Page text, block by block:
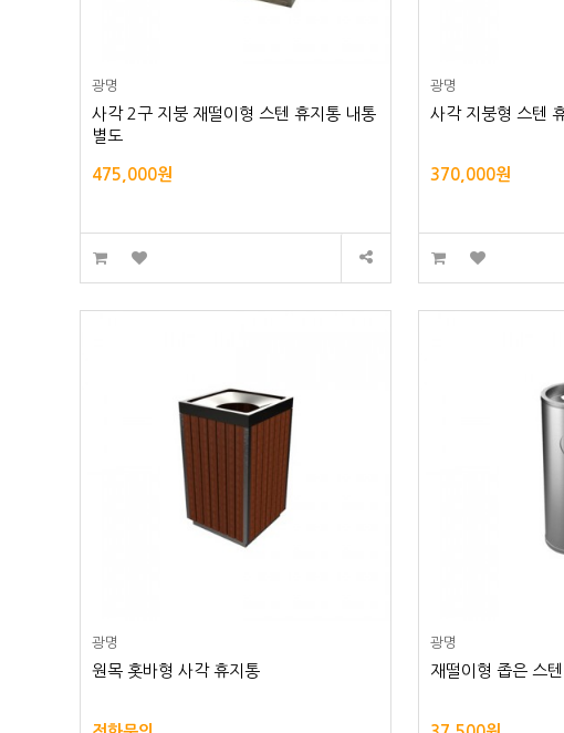
광명
사각 2구 지붕 재떨이형 스텐 휴지통 내통
별도
475,000원
광명
사각 지붕형 스텐
370,000원
광명
원목 홋바형 사각 휴지통
광명
재떨이형 좁은 스